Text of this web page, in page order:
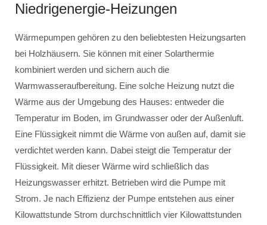
Niedrigenergie-Heizungen
Wärmepumpen gehören zu den beliebtesten Heizungsarten
bei Holzhäusern. Sie können mit einer Solarthermie
kombiniert werden und sichern auch die
Warmwasseraufbereitung. Eine solche Heizung nutzt die
Wärme aus der Umgebung des Hauses: entweder die
Temperatur im Boden, im Grundwasser oder der Außenluft.
Eine Flüssigkeit nimmt die Wärme von außen auf, damit sie
verdichtet werden kann. Dabei steigt die Temperatur der
Flüssigkeit. Mit dieser Wärme wird schließlich das
Heizungswasser erhitzt. Betrieben wird die Pumpe mit
Strom. Je nach Effizienz der Pumpe entstehen aus einer
Kilowattstunde Strom durchschnittlich vier Kilowattstunden